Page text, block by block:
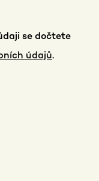
se dočtete
údajů.